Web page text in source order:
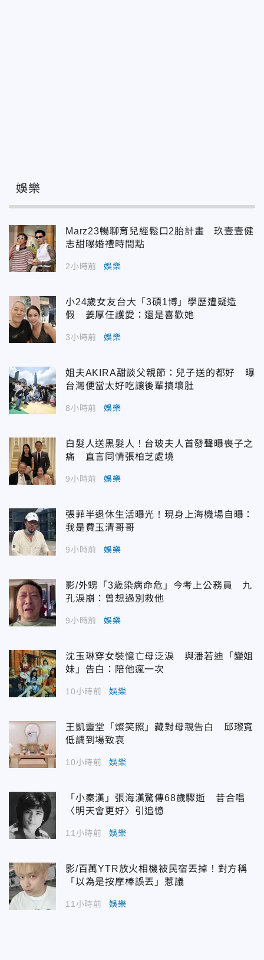
娛樂
Marz23暢聊育兒經鬆口2胎計畫 玖壹壹健
志甜曝婚禮時間點
2小時前 娛樂
小24歲女友台大「3碩1博」學歷遭疑造
假 姜厚任護愛：還是喜歡她
3小時前 娛樂
姐夫AKIRA甜談父親節：兒子送的都好 曝
台灣便當太好吃讓後輩搞壞肚
8小時前 娛樂
白髮人送黑髮人！台玻夫人首發聲曝喪子之
痛 直言同情張柏芝處境
9小時前 娛樂
張菲半退休生活曝光！現身上海機場自曝：
我是費玉清哥哥
9小時前 娛樂
影/外甥「3歲染病命危」今考上公務員 九
孔淚崩：曾想過別救他
9小時前 娛樂
沈玉琳穿女裝憶亡母泛淚 與潘若迪「變姐
妹」告白：陪他瘋一次
10小時前 娛樂
王凱靈堂「燦笑照」藏對母親告白 邱瓈寬
低調到場致哀
10小時前 娛樂
「小秦漢」張海漢驚傳68歲驟逝 昔合唱
〈明天會更好〉引追憶
11小時前 娛樂
影/百萬YTR放火相機被民宿丟掉！對方稱
「以為是按摩棒誤丟」惹議
11小時前 娛樂